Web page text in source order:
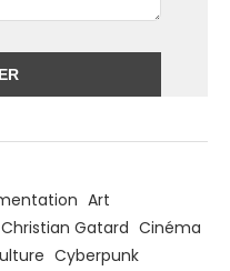
Art
Christian Gatard Cinéma
Cyberpunk